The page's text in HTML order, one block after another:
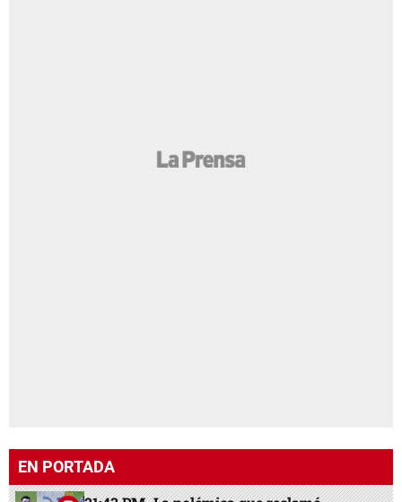
EN PORTADA